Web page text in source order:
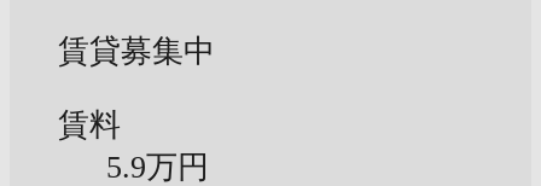
賃貸募集中
賃料
5.9万円